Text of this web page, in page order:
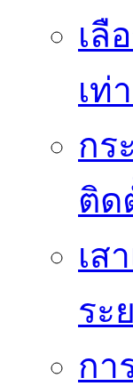
เลื
เท่
กร
ติด
เส
ระ
กา